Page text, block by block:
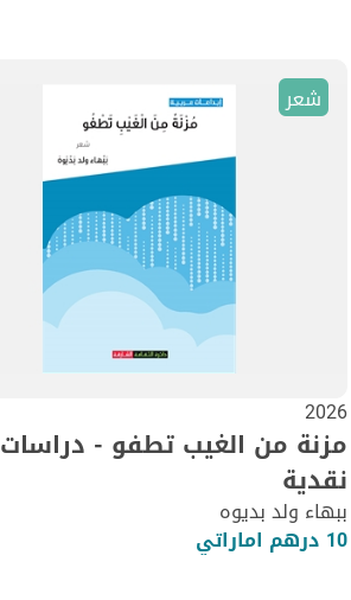
شعر
2026
مزنة من الغيب تطفو - دراسات
نقدية
ببهاء ولد بديوه
10 درهم اماراتي